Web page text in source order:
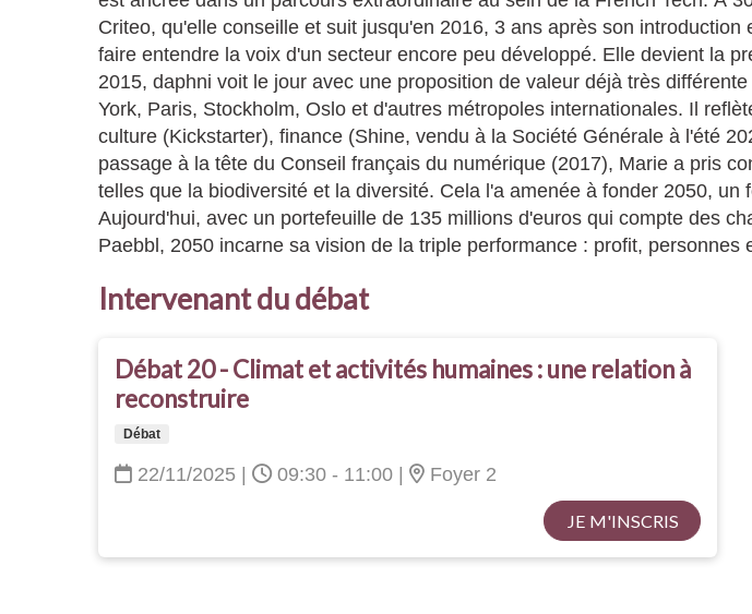
Criteo, qu'elle conseille et suit jusqu'en 2016, 3 ans après son
faire entendre la voix d'un secteur encore peu développé. Elle devient la
2015, daphni voit le jour avec une proposition de valeur déjà très
York, Paris, Stockholm, Oslo et d'autres métropoles internationales. Il
culture (Kickstarter), finance (Shine, vendu à la Société Générale à l'été
passage à la tête du Conseil français du numérique (2017), Marie a pris
telles que la biodiversité et la diversité. Cela l'a amenée à fonder 2050,
Aujourd'hui, avec un portefeuille de 135 millions d'euros qui compte des
Paebbl, 2050 incarne sa vision de la triple performance : profit, personnes
Intervenant du débat
Débat 20 - Climat et activités humaines : une relation à
reconstruire
Débat
22/11/2025 09:30 - 11:00 Foyer 2
JE M'INSCRIS